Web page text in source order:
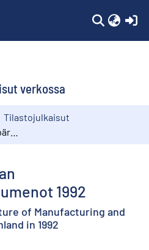
verkossa
Tilastojulkaisut
1992
of Manufacturing and
in 1992